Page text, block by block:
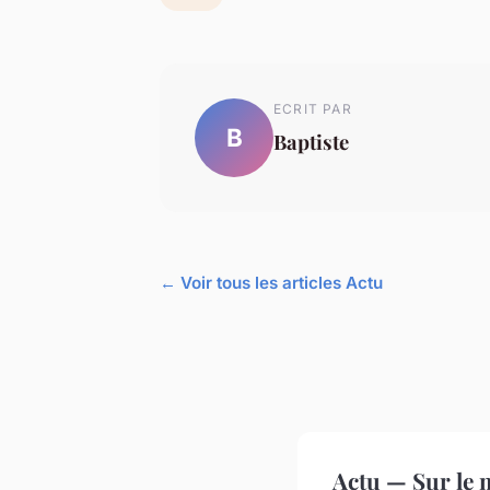
B
ECRIT PAR
Baptiste
← Voir tous les articles Actu
Actu — Sur le